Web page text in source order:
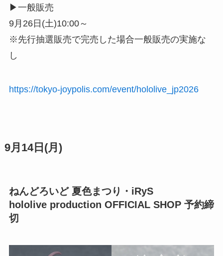
▶︎一般販売
9月26日(土)10:00～
※先行抽選販売で完売した場合一般販売の実施な
し
https://tokyo-joypolis.com/event/hololive_jp2026
9月14日(月)
ねんどろいど 夏色まつり・iRyS
hololive production OFFICIAL SHOP 予約締
切